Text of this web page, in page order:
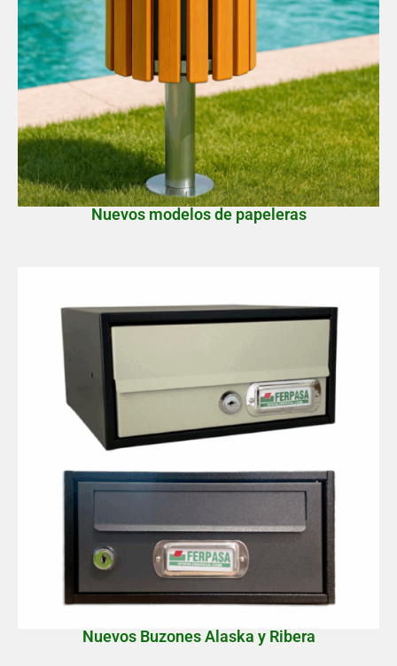
Nuevos modelos de papeleras
Nuevos Buzones Alaska y Ribera